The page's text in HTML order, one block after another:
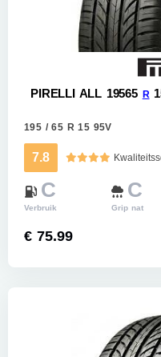
PIRELLI ALL 19565 R
195 / 65 R 15 95V
7.8
C
Verbruik
C
Grip nat
€ 75.99